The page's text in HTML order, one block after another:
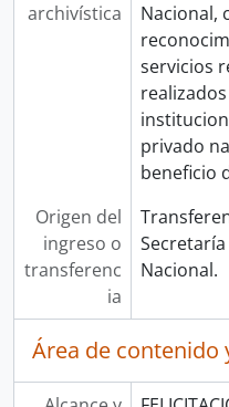
archivística
Nacional,
servicios
privado
beneficio
Origen del
ingreso o
transferenc
ia
Nacional.
Área de contenido